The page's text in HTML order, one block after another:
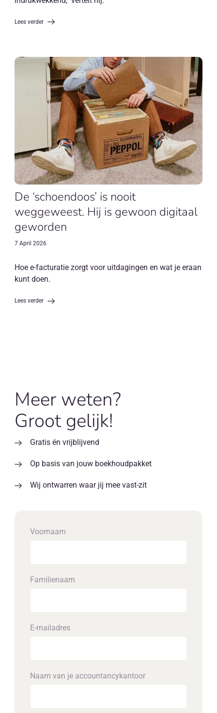
Lees verder
De ‘schoendoos’ is nooit
weggeweest. Hij is gewoon digitaal
geworden
7 April 2026
Hoe e-facturatie zorgt voor uitdagingen en wat je eraan
kunt doen.
Lees verder
Meer weten?
Groot gelijk!
Gratis én vrijblijvend
Op basis van jouw boekhoudpakket
Wij ontwarren waar jij mee vast-zit
Voornaam
Familienaam
E-mailadres
Naam van je accounta­ncykantoor